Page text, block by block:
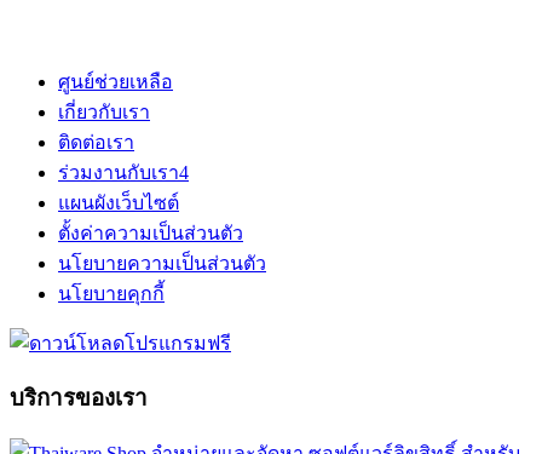
ศูนย์ช่วยเหลือ
เกี่ยวกับเรา
ติดต่อเรา
ร่วมงานกับเรา4
แผนผังเว็บไซต์
ตั้งค่าความเป็นส่วนตัว
นโยบายความเป็นส่วนตัว
นโยบายคุกกี้
บริการของเรา